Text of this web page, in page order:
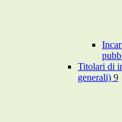
Titolari di
generali) 9